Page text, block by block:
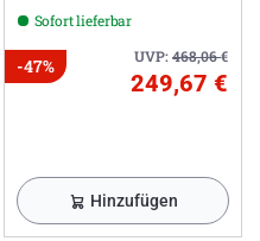
Sofort lieferbar
UVP:468,06€
-47%
249,67 €
Hinzufügen